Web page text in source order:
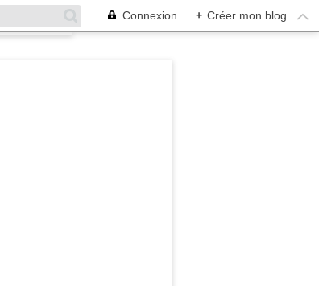
Connexion + Créer mon blog